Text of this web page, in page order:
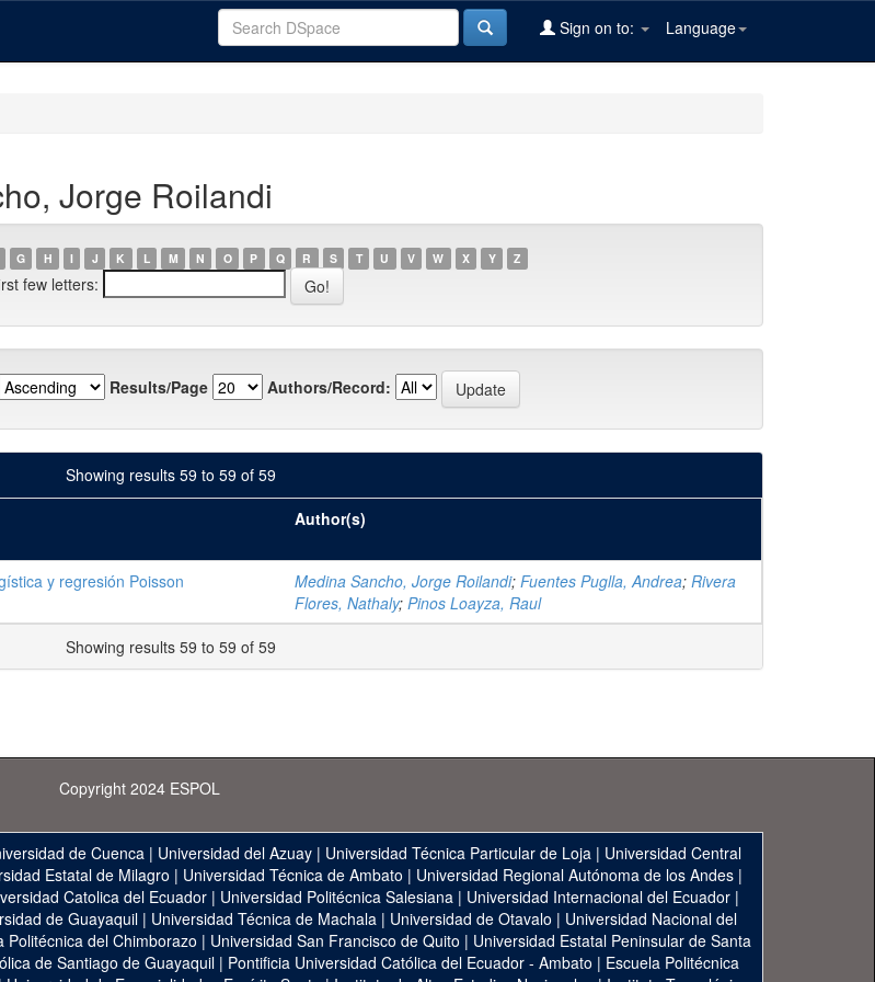
Language
Sign on to:
Jorge Roilandi
G H I J K L M N O P Q R S T U V W X Y Z
few letters:
Results/Page Authors/Record:
Showing results 59 to 59 of 59
Author(s)
y regresión Poisson Medina Sancho, Jorge Roilandi; Fuentes Puglla, Andrea; Rivera
Flores, Nathaly; Pinos Loayza, Raul
Showing results 59 to 59 of 59
Copyright 2024 ESPOL
de Cuenca | Universidad del Azuay | Universidad Técnica Particular de Loja | Universidad Central
Estatal de Milagro | Universidad Técnica de Ambato | Universidad Regional Autónoma de los Andes|
Catolica del Ecuador| Universidad Politécnica Salesiana| Universidad Internacional del Ecuador|
de Guayaquil | Universidad Técnica de Machala | Universidad de Otavalo | Universidad Nacional del
Politécnica del Chimborazo | Universidad San Francisco de Quito | Universidad Estatal Peninsular de Santa
de Santiago de Guayaquil | Pontificia Universidad Católica del Ecuador - Ambato | Escuela Politécnica